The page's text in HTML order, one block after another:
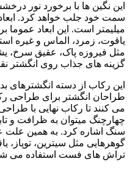
این نگین ها با برخورد نور
میلیمتر است. این ابعاد
یاقوت، زمرد، الماس و غیره
مثل فیروزه پاک، عقیق سرخ،
گزینه های جذاب روی انگشتر
می کنند تا رکاب نهایی با
چهارچنگ میتوان به ظرافت و
سنگ اشاره کرد. به همین علت
گوهرهایی مثل سیترین، توپاز،
تراش های فست استفاده می